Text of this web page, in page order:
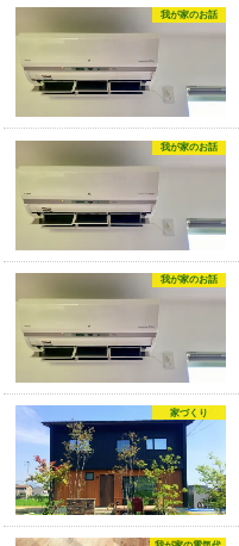
我が家のお話
我が家のお話
我が家のお話
家づくり